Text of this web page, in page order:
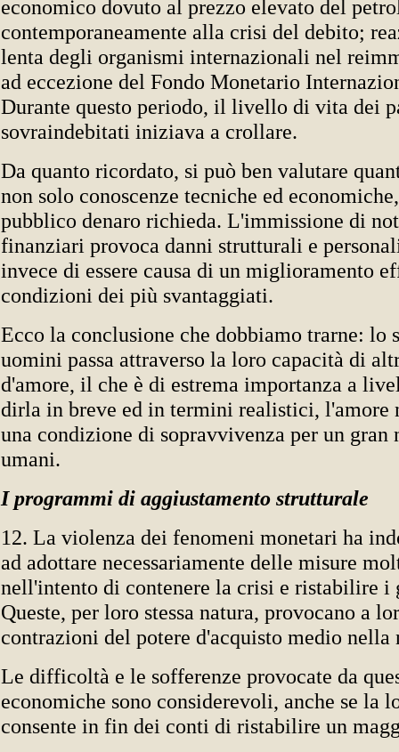
economico dovuto al prezzo elevato del
contemporaneamente alla crisi del debito;
lenta degli organismi internazionali nel
ad eccezione del Fondo Monetario
Durante questo periodo, il livello di vita dei
sovraindebitati iniziava a crollare.
Da quanto ricordato, si può ben valutare
non solo conoscenze tecniche ed
pubblico denaro richieda. L'immissione di
finanziari provoca danni strutturali e
invece di essere causa di un miglioramento
condizioni dei più svantaggiati.
Ecco la conclusione che dobbiamo trarne: lo
uomini passa attraverso la loro capacità di
d'amore, il che è di estrema importanza a
dirla in breve ed in termini realistici, l'amore
una condizione di sopravvivenza per un gran
umani.
I programmi di aggiustamento strutturale
12. La violenza dei fenomeni monetari ha
ad adottare necessariamente delle misure
nell'intento di contenere la crisi e ristabilire
Queste, per loro stessa natura, provocano a
contrazioni del potere d'acquisto medio nella
Le difficoltà e le sofferenze provocate da
economiche sono considerevoli, anche se la
consente in fin dei conti di ristabilire un